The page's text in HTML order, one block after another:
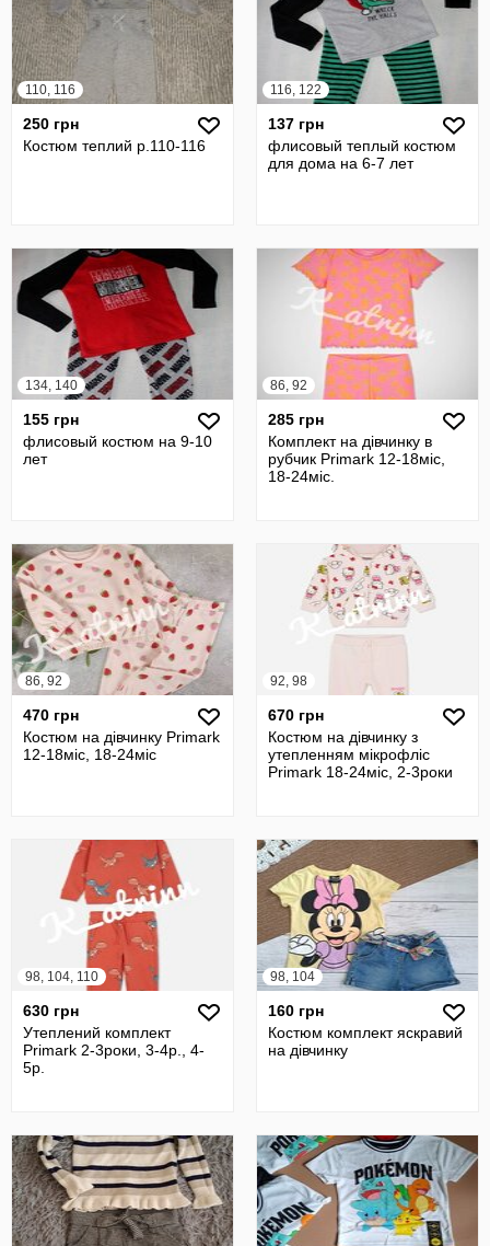
110, 116
250 грн
Костюм теплий р.110-116
116, 122
137 грн
флисовый теплый костюм
для дома на 6-7 лет
134, 140
155 грн
флисовый костюм на 9-10
лет
86, 92
285 грн
Комплект на дівчинку в
рубчик Primark 12-18міс,
18-24міс.
86, 92
470 грн
Костюм на дівчинку Primark
12-18міс, 18-24міс
92, 98
670 грн
Костюм на дівчинку з
утепленням мікрофліс
Primark 18-24міс, 2-3роки
98, 104, 110
630 грн
Утеплений комплект
Primark 2-3роки, 3-4р., 4-
5р.
98, 104
160 грн
Костюм комплект яскравий
на дівчинку